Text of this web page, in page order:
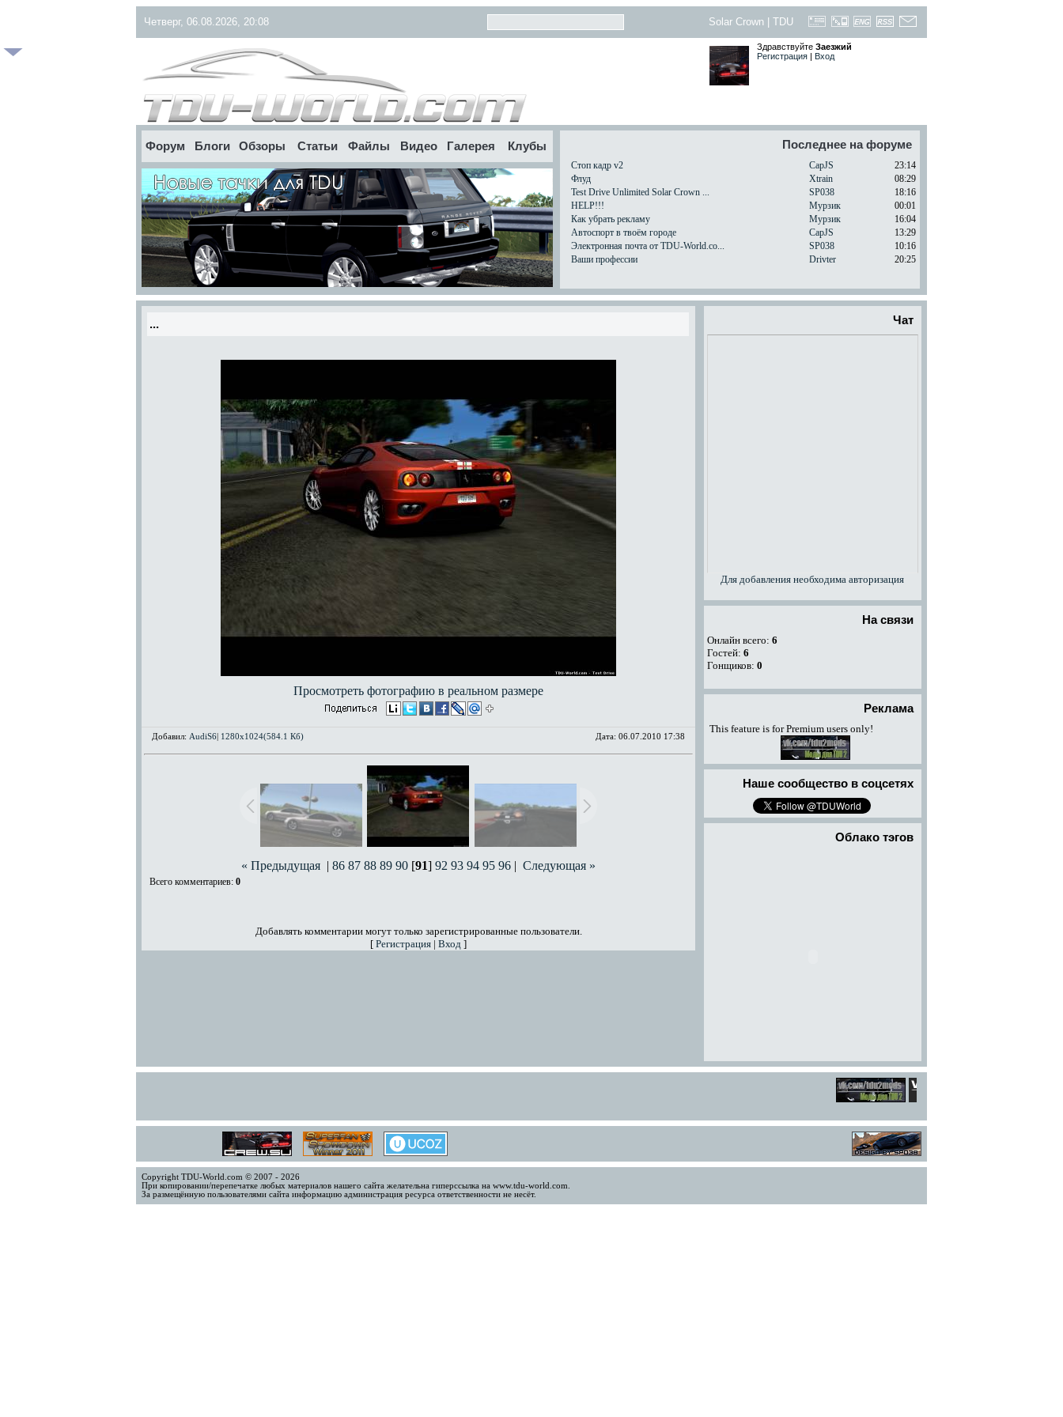
Четверг, 06.08.2026, 20:08 Solar Crown TDU
Здравствуйте Заезжий
Регистрация | Вход
Форум Блоги Обзоры Статьи Файлы Видео Галерея Клубы Последнее на форуме
Стоп кадр v2 CapJS
23:14
Флуд
Xtrain
08:29
Test Drive Unlimited Solar Crown ...
SP038
18:16
HELP!!!
Мурзик
00:01
Как убрать рекламу
Мурзик
16:04
Автоспорт в твоём городе
CapJS
13:29
Электронная почта от TDU-World.co...
SP038
10:16
Ваши профессии
Drivter 20:25
...
Просмотреть фотографию в реальном размере
Добавил: AudiS6| 1280x1024(584.1 Кб) Дата: 06.07.2010 17:38
« Предыдущая | 86 87 88 89 90 [91] 92 93 94 95 96 | Следующая »
Всего комментариев: 0
Добавлять комментарии могут только зарегистрированные пользователи.
[ Регистрация | Вход ]
Чат
Для добавления необходима авторизация
На связи
Онлайн всего: 6
Гостей: 6
Гонщиков: 0
Реклама
This feature is for Premium users only!
Наше сообщество в соцсетях
Облако тэгов
Copyright TDU-World.com © 2007 - 2026
При копировании/перепечатке любых материалов нашего сайта желательна гиперссылка на www.tdu-world.com.
За размещённую пользователями сайта информацию администрация ресурса ответственности не несёт.